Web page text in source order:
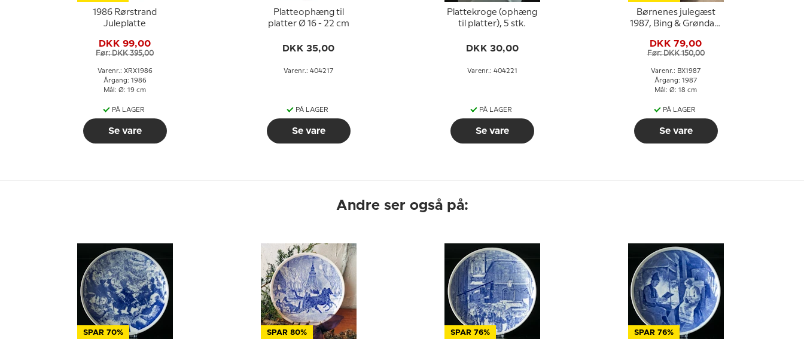
1986 Rørstrand
Juleplatte
DKK 99,00
Før: DKK 395,00
Varenr.: XRX1986
Årgang: 1986
Mål: Ø: 19 cm
PÅ LAGER
Se vare
Platteophæng til
platter Ø 16 - 22 cm
DKK 35,00
Varenr.: 404217
PÅ LAGER
Se vare
Plattekroge (ophæng
til platter), 5 stk.
DKK 30,00
Varenr.: 404221
PÅ LAGER
Se vare
Børnenes julegæst
1987, Bing & Grøndahl
DKK 79,00
Før: DKK 150,00
Varenr.: BX1987
Årgang: 1987
Mål: Ø: 18 cm
PÅ LAGER
Se vare
Andre ser også på:
SPAR 70% SPAR 80% SPAR 76% SPAR 76%